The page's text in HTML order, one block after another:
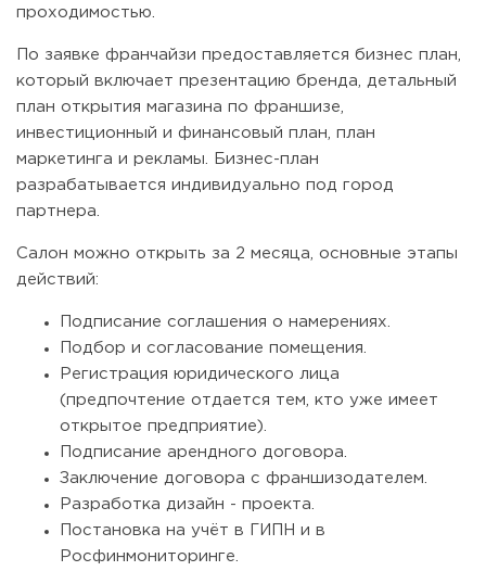
проходимостью.
По заявке франчайзи предоставляется бизнес план,
который включает презентацию бренда, детальный
план открытия магазина по франшизе,
инвестиционный и финансовый план, план
маркетинга и рекламы. Бизнес-план
разрабатывается индивидуально под город
партнера.
Салон можно открыть за 2 месяца, основные этапы
действий:
Подписание соглашения о намерениях.
Подбор и согласование помещения.
Регистрация юридического лица
(предпочтение отдается тем, кто уже имеет
открытое предприятие).
Подписание арендного договора.
Заключение договора с франшизодателем.
Разработка дизайн - проекта.
Постановка на учёт в ГИПН и в
Росфинмониторинге.